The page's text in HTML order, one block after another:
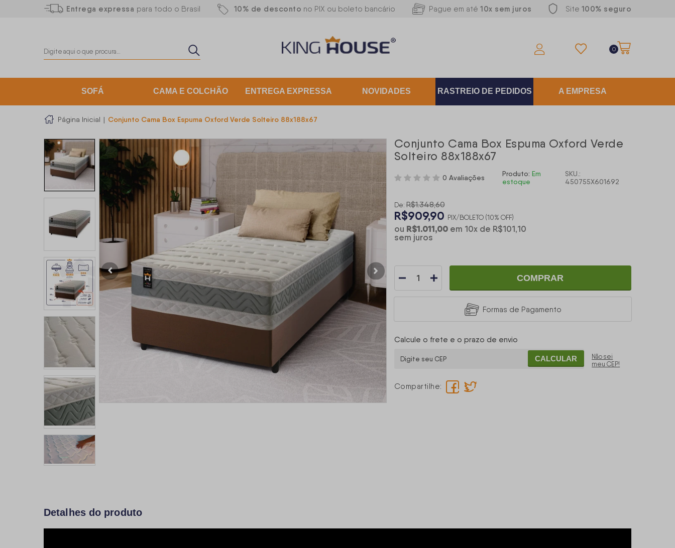
Entrega expressa para todo o Brasil 10% de desconto no PIX ou boleto bancário Pague em até 10x sem juros Site 100% seguro
0
SOFÁ CAMA E COLCHÃO ENTREGA EXPRESSA NOVIDADES RASTREIO DE PEDIDOS A EMPRESA
Página Inicial | Conjunto Cama Box Espuma Oxford Verde Solteiro 88x188x67
Conjunto Cama Box Espuma Oxford Verde
Solteiro 88x188x67
0 Avaliações Produto: Em
estoque
SKU.:
450755X601692
De: R$1.348,60
R$909,90 PIX/BOLETO (10% OFF)
ou R$1.011,00em 10xde R$101,10
sem juros
COMPRAR
Formas de Pagamento
Calcule o frete e o prazo de envio
CALCULAR
Não sei
meu CEP!
Compartilhe:
Detalhes do produto